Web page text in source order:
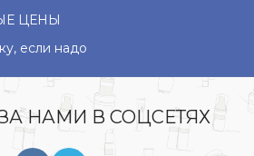
ЦЕНЫ
если надо
НАМИ В СОЦСЕТЯХ